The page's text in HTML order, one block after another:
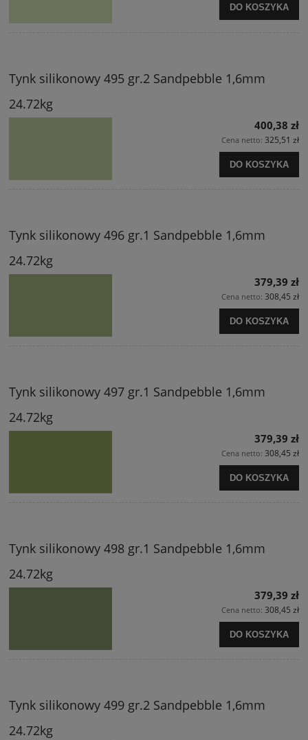
DO KOSZYKA
Tynk silikonowy 495 gr.2 Sandpebble 1,6mm
24.72kg
400,38 zł
Cena netto: 325,51 zł
DO KOSZYKA
Tynk silikonowy 496 gr.1 Sandpebble 1,6mm
24.72kg
379,39 zł
Cena netto: 308,45 zł
DO KOSZYKA
Tynk silikonowy 497 gr.1 Sandpebble 1,6mm
24.72kg
379,39 zł
Cena netto: 308,45 zł
DO KOSZYKA
Tynk silikonowy 498 gr.1 Sandpebble 1,6mm
24.72kg
379,39 zł
Cena netto: 308,45 zł
DO KOSZYKA
Tynk silikonowy 499 gr.2 Sandpebble 1,6mm
24.72kg